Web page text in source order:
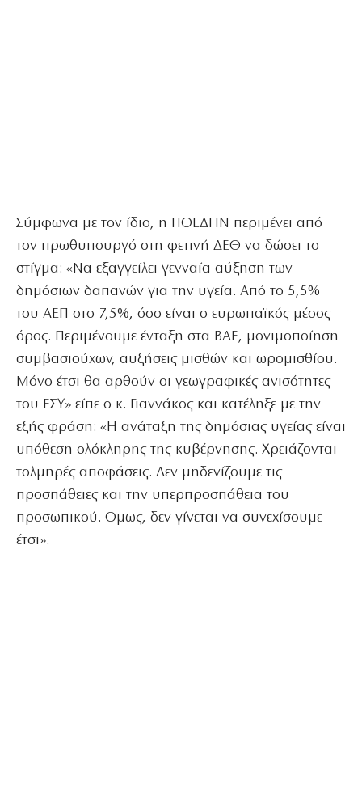
Σύμφωνα με τον ίδιο, η ΠΟΕΔΗΝ περιμένει από
τον πρωθυπουργό στη φετινή ΔΕΘ να δώσει το
στίγμα: «Να εξαγγείλει γενναία αύξηση των
δημόσιων δαπανών για την υγεία. Από το 5,5%
του ΑΕΠ στο 7,5%, όσο είναι ο ευρωπαϊκός μέσος
όρος. Περιμένουμε ένταξη στα ΒΑΕ, μονιμοποίηση
συμβασιούχων, αυξήσεις μισθών και ωρομισθίου.
Μόνο έτσι θα αρθούν οι γεωγραφικές ανισότητες
του ΕΣΥ» είπε ο κ. Γιαννάκος και κατέληξε με την
εξής φράση: «Η ανάταξη της δημόσιας υγείας είναι
υπόθεση ολόκληρης της κυβέρνησης. Χρειάζονται
τολμηρές αποφάσεις. Δεν μηδενίζουμε τις
προσπάθειες και την υπερπροσπάθεια του
προσωπικού. Ομως, δεν γίνεται να συνεχίσουμε
έτσι».